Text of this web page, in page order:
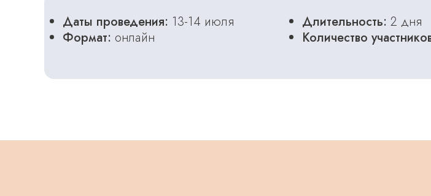
Даты проведения: 13-14 июля
Формат: онлайн
Длительность: 2 дня
Количество